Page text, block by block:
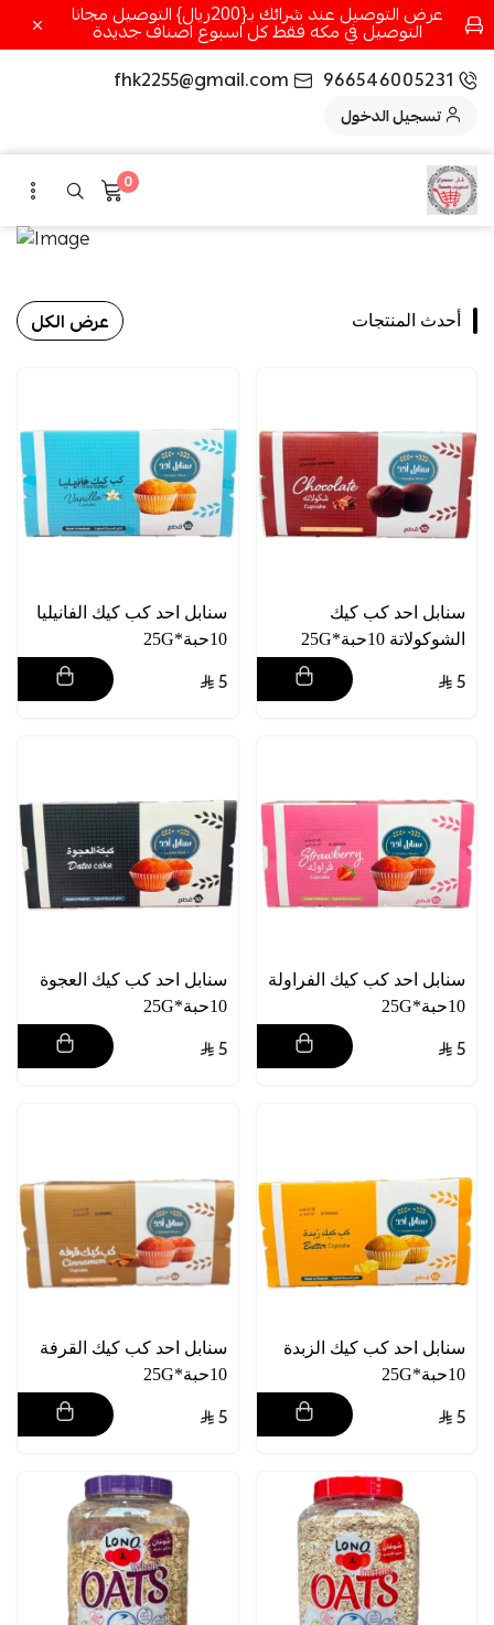
عرض التوصيل عند شرائك بـ{200ريال} التوصيل مجانا
التوصيل في مكه فقط كل اسبوع اصناف جديدة
966546005231
fhk2255@gmail.com
تسجيل الدخول
0
أحدث المنتجات عرض الكل
سنابل احد كب كيك
الشوكولاتة 10حبة*25G
5
سنابل احد كب كيك الفانيليا
10حبة*25G
5
سنابل احد كب كيك الفراولة
10حبة*25G
5
سنابل احد كب كيك العجوة
10حبة*25G
5
سنابل احد كب كيك الزبدة
10حبة*25G
5
سنابل احد كب كيك القرفة
10حبة*25G
5